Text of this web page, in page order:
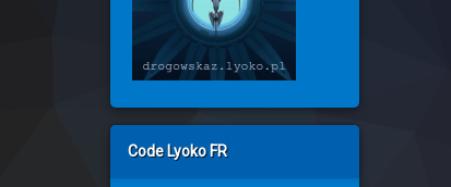
Code Lyoko FR